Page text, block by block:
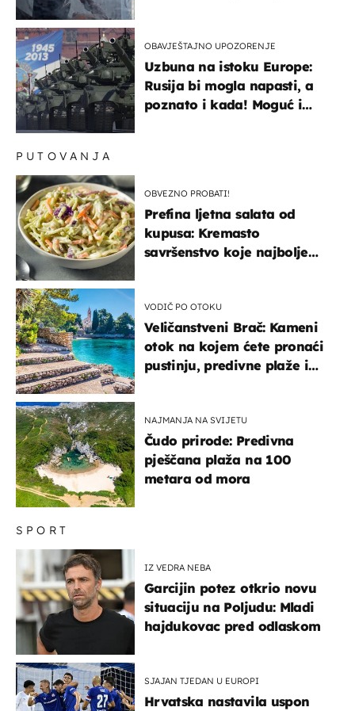
OBAVJEŠTAJNO UPOZORENJE
Uzbuna na istoku Europe:
Rusija bi mogla napasti, a
poznato i kada! Moguć i
SPORT
IZ VEDRA NEBA
Garcijin potez otkrio novu
situaciju na Poljudu: Mladi
hajdukovac pred odlaskom
SJAJAN TJEDAN U EUROPI
Hrvatska nastavila uspon
PUTOVANJA
OBVEZNO PROBATI!
Prefina ljetna salata od
kupusa: Kremasto
savršenstvo koje najbolje
VODIČ PO OTOKU
Veličanstveni Brač: Kameni
otok na kojem ćete pronaći
pustinju, predivne plaže i
NAJMANJA NA SVIJETU
Čudo prirode: Predivna
pješčana plaža na 100
metara od mora